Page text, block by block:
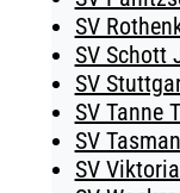
SV
SV Schott
SV
SV Tanne
SV
SV